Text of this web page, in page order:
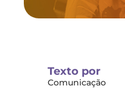
Texto por
Comunicação